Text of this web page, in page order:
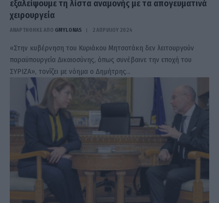
εξαλείψουμε τη λίστα αναμονής με τα απογευματινά
χειρουργεία
ΑΝΑΡΤΗΘΗΚΕ ΑΠΟ GMYLONAS 2 ΑΠΡΙΛΊΟΥ 2024
«Στην κυβέρνηση του Κυριάκου Μητσοτάκη δεν λειτουργούν
παραϋπουργεία Δικαιοσύνης, όπως συνέβαινε την εποχή του
ΣΥΡΙΖΑ», τονίζει με νόημα ο Δημήτρης…